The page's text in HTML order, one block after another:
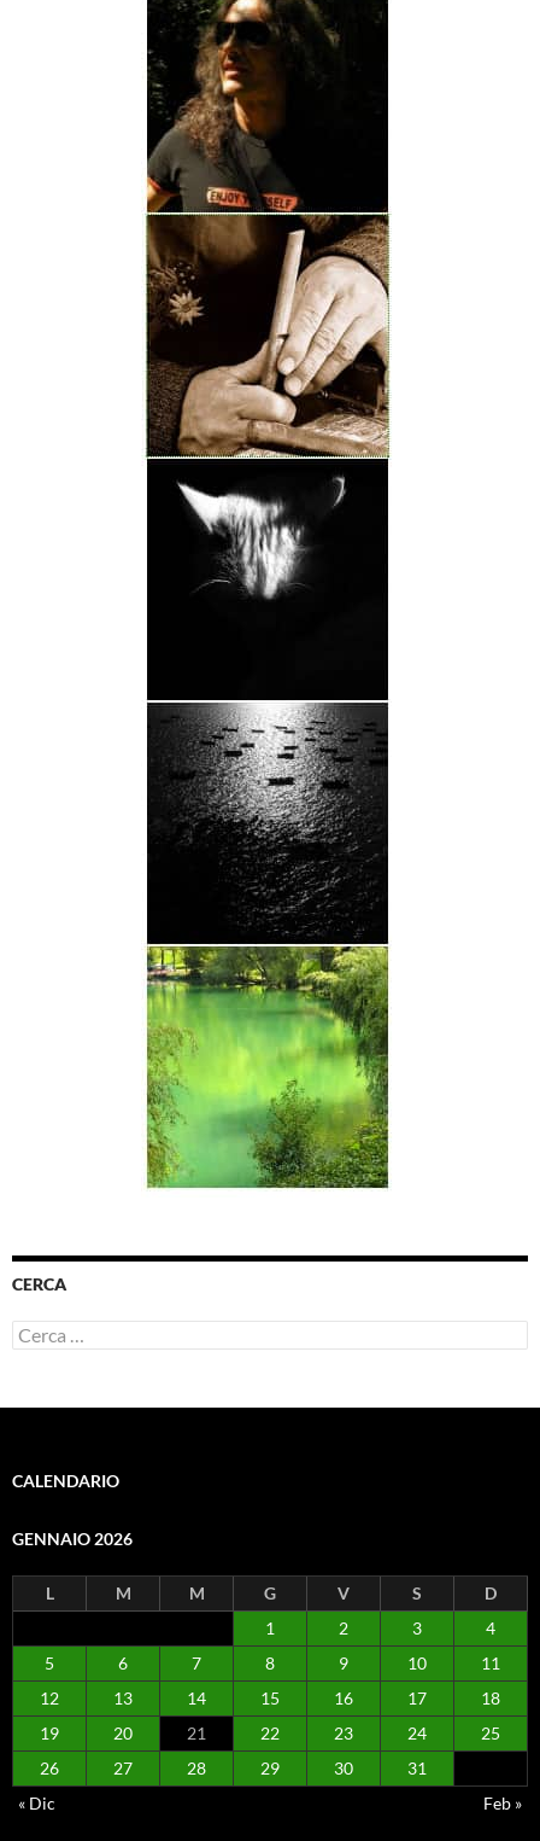
CERCA
Ricerca
per:
CALENDARIO
GENNAIO 2026
L M M G V S
D
1
2 3
4
5
6 7 8 9 10
11
12
13 14 15 16 17
18
19
20 21 22 23 24
25
26
27 28 29 30
31
« Dic
Feb »